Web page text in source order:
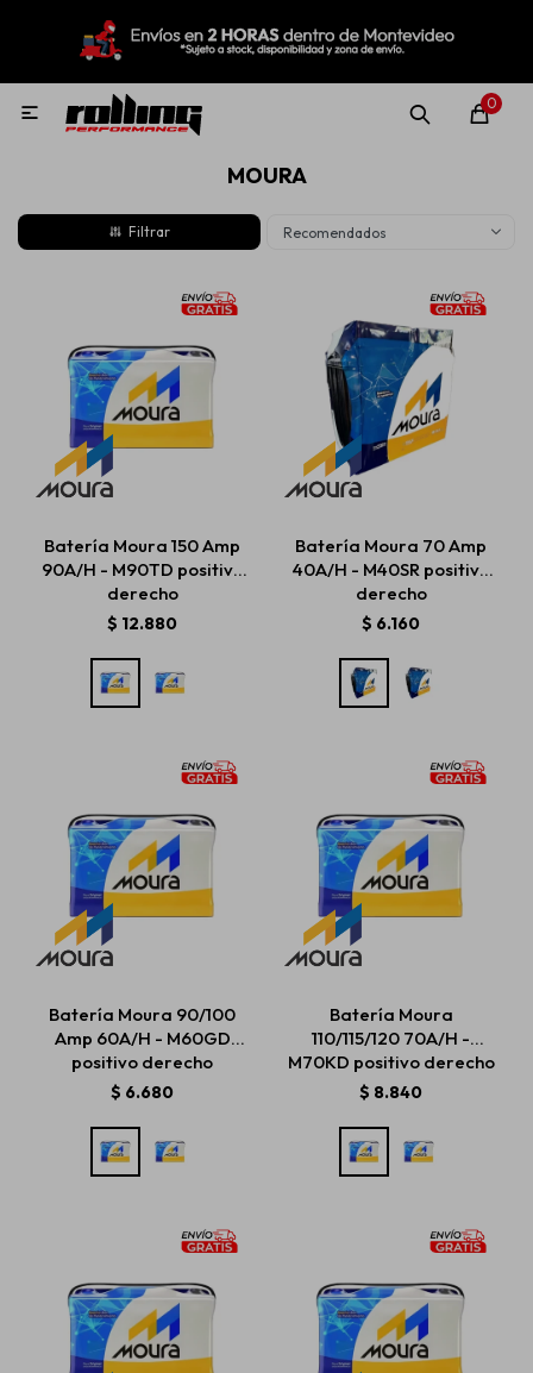
0

MOURA
Recomendados
Batería Moura 150 Amp
90A/H - M90TD positivo
derecho
$ 12.880
Batería Moura 70 Amp
40A/H - M40SR positivo
derecho
$ 6.160
Batería Moura 90/100
Amp 60A/H - M60GD
positivo derecho
$ 6.680
Batería Moura
110/115/120 70A/H -
M70KD positivo derecho
$ 8.840
MI CUENTA
Nuevo! Rolling Repuestos
Lubricantes
Aditivos
Estética automotriz
Accesorios
Repuestos
Servicios